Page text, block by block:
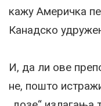
кажу Америчка
Канадско
И, да ли ове
не, пошто